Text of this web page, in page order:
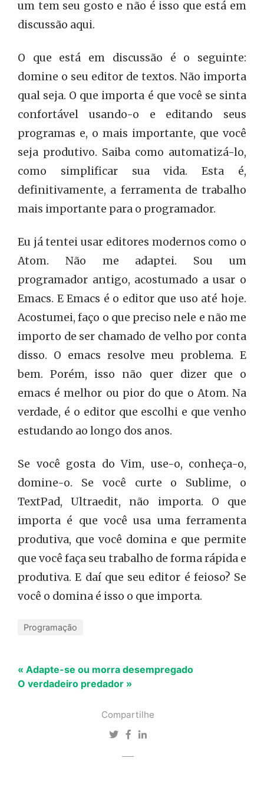
Compartilhe
um tem seu gosto e não é isso que está em
discussão aqui.
O que está em discussão é o seguinte:
domine o seu editor de textos. Não importa
qual seja. O que importa é que você se sinta
confortável usando-o e editando seus
programas e, o mais importante, que você
seja produtivo. Saiba como automatizá-lo,
como simplificar sua vida. Esta é,
definitivamente, a ferramenta de trabalho
mais importante para o programador.
Eu já tentei usar editores modernos como o
Atom. Não me adaptei. Sou um
programador antigo, acostumado a usar o
Emacs. E Emacs é o editor que uso até hoje.
Acostumei, faço o que preciso nele e não me
importo de ser chamado de velho por conta
disso. O emacs resolve meu problema. E
bem. Porém, isso não quer dizer que o
emacs é melhor ou pior do que o Atom. Na
verdade, é o editor que escolhi e que venho
estudando ao longo dos anos.
Se você gosta do Vim, use-o, conheça-o,
domine-o. Se você curte o Sublime, o
TextPad, Ultraedit, não importa. O que
importa é que você usa uma ferramenta
produtiva, que você domina e que permite
que você faça seu trabalho de forma rápida e
produtiva. E daí que seu editor é feioso? Se
você o domina é isso o que importa.
Programação
« Adapte-se ou morra desempregado
O verdadeiro predador »